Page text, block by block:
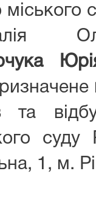
та
суду
1, м.